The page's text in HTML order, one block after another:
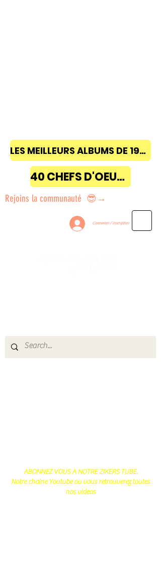
LES MEILLEURS ALBUMS DE 1968 à 2018
40 CHEFS D'OEUVRE
Rejoins la communauté 😎→
Connexion / Inscription
ABONNEZ VOUS A NOTRE ZIKERS TUBE.
Notre chaine Youtube ou vous retrouverez toutes
nos videos